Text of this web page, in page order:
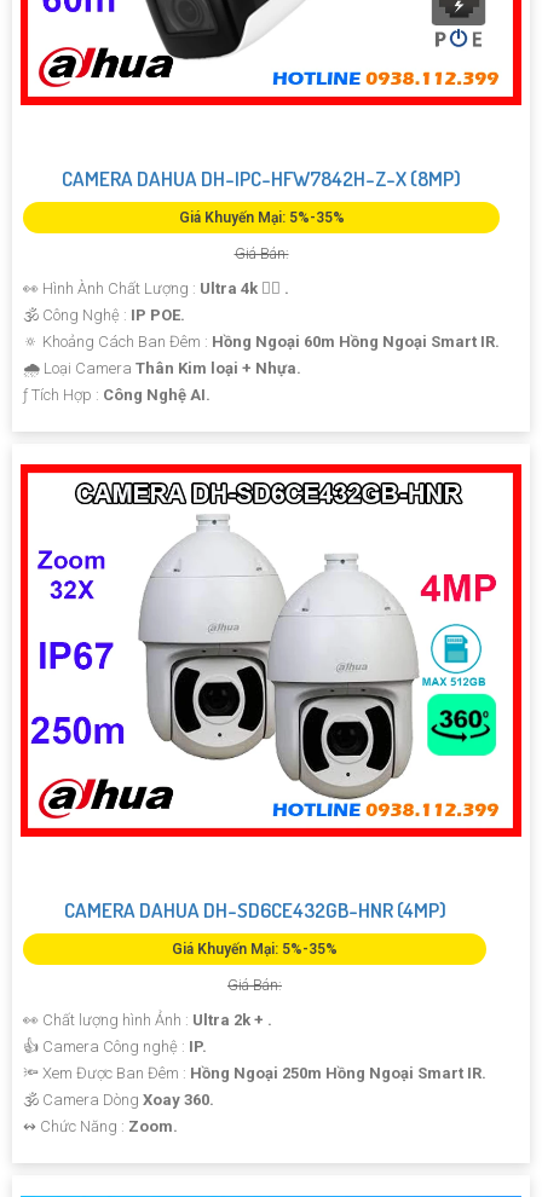
CAMERA DAHUA DH-IPC-HFW7842H-Z-X (8MP)
Giá Khuyến Mại: 5%-35%
Giá Bán:
👀 Hình Ành Chất Lượng : Ultra 4k 👍🏾 .
🕉️ Công Nghệ : IP POE.
🔅 Khoảng Cách Ban Đêm : Hồng Ngoại 60m Hồng Ngoại Smart IR.
🌧️ Loại Camera Thân Kim loại + Nhựa.
️ƒ Tích Hợp : Công Nghệ AI.
CAMERA DAHUA DH-SD6CE432GB-HNR (4MP)
Giá Khuyến Mại: 5%-35%
Giá Bán:
👀 Chất lượng hình Ảnh : Ultra 2k + .
👍 Camera Công nghệ : IP.
🔦 Xem Được Ban Đêm : Hồng Ngoại 250m Hồng Ngoại Smart IR.
🕉️ Camera Dòng Xoay 360.
️↭ Chức Năng : Zoom.